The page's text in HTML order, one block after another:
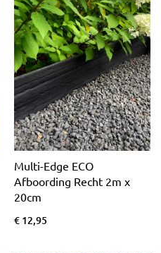
Multi-Edge ECO
Afboording Recht 2m x
20cm
€ 12,95